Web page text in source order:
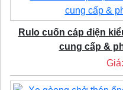
Rulo cuốn cáp điện
cung cấp &
Giá: